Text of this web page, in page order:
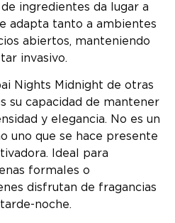
ingredientes da lugar a
adapta tanto a ambientes
abiertos, manteniendo
invasivo.
Nights Midnight de otras
su capacidad de mantener
y elegancia. No es un
uno que se hace presente
Ideal para
formales o
disfrutan de fragancias
noche.